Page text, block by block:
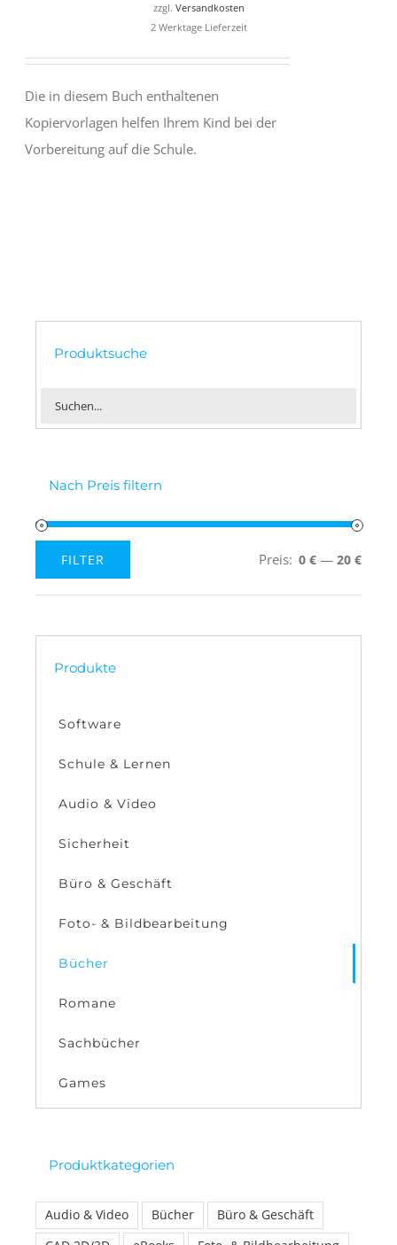
zzgl. Versandkosten
2 Werktage Lieferzeit
Die in diesem Buch enthaltenen
Kopiervorlagen helfen Ihrem Kind bei der
Vorbereitung auf die Schule.
Produktsuche
Nach Preis filtern
Preis
Preis
FILTER Preis: 0 € — 20 €
Produkte
Software
Schule & Lernen
Audio & Video
Sicherheit
Büro & Geschäft
Foto- & Bildbearbeitung
Bücher
Romane
Sachbücher
Games
Produktkategorien
Audio & Video Bücher
Büro & Geschäft